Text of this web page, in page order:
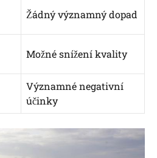
Žádný významný dopad
Možné snížení kvality
Významné negativní
účinky